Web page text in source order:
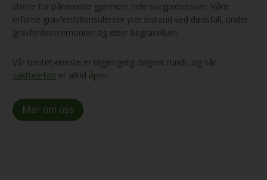
støtte for pårørende gjennom hele sorgprosessen. Våre
erfarne gravferdskonsulenter yter bistand ved dødsfall, under
gravferdsseremonien og etter begravelsen.
Vår hentetjeneste er tilgjengelig døgnet rundt, og vår
vakttelefon er alltid åpen.
Mer om oss